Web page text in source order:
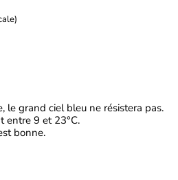
le grand ciel bleu ne résistera pas.
entre 9 et 23°C.
bonne.